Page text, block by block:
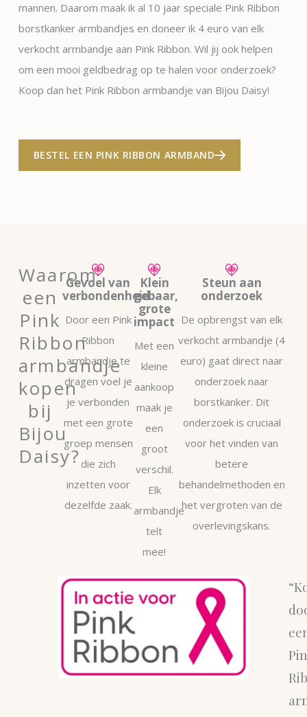
mannen. Daarom maak ik al 10 jaar speciale Pink Ribbon
borstkanker armbandjes en doneer ik 4 euro van elk
verkocht armbandje aan Pink Ribbon. Wil jij ook helpen
om een mooi geldbedrag op te halen voor onderzoek?
Koop dan het Pink Ribbon armbandje van Bijou Daisy!
BESTEL EEN PINK RIBBON ARMBAND
Waarom
een
Pink
Ribbon
armbandje
kopen
bij
Bijou
Daisy?
Gevoel van
verbondenheid
Door een Pink
Ribbon
armbandje te
dragen voel je
je verbonden
met een grote
groep mensen
die zich
inzetten voor
dezelfde zaak.
Klein
gebaar,
grote
impact
Met een
kleine
aankoop
maak je
een
groot
verschil.
Elk
armbandje
telt
mee!
Steun aan
onderzoek
De opbrengst van elk
verkocht armbandje (4
euro) gaat direct naar
onderzoek naar
borstkanker. Dit
onderzoek is cruciaal
voor het vinden van
betere
behandelmethoden en
het vergroten van de
overlevingskans.